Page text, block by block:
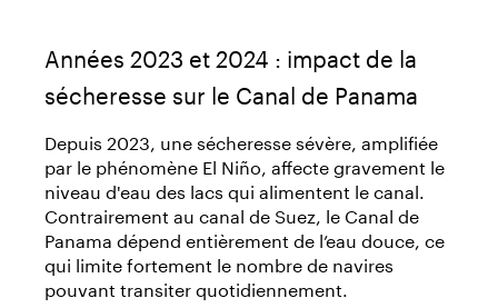
Années 2023 et 2024 : impact de la
sécheresse sur le Canal de Panama
Depuis 2023, une sécheresse sévère, amplifiée
par le phénomène El Niño, affecte gravement le
niveau d'eau des lacs qui alimentent le canal.
Contrairement au canal de Suez, le Canal de
Panama dépend entièrement de l’eau douce, ce
qui limite fortement le nombre de navires
pouvant transiter quotidiennement.